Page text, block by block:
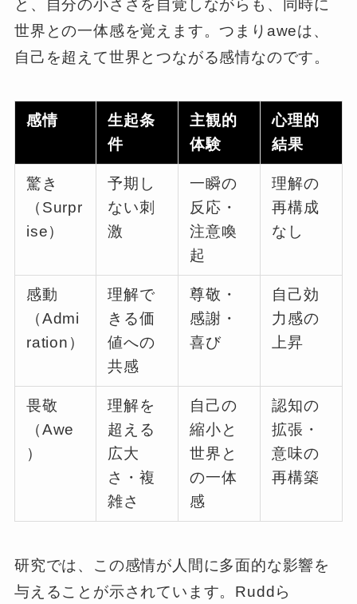
と、自分の小ささを自覚しながらも、同時に
世界との一体感を覚えます。つまりaweは、
自己を超えて世界とつながる感情なのです。
感情
生起条
件
主観的
体験
心理的
結果
驚き
（Surpr
ise）
予期し
ない刺
激
一瞬の
反応・
注意喚
起
理解の
再構成
なし
感動
（Admi
ration）
理解で
きる価
値への
共感
尊敬・
感謝・
喜び
自己効
力感の
上昇
畏敬
（Awe
）
理解を
超える
広大
さ・複
雑さ
自己の
縮小と
世界と
の一体
感
認知の
拡張・
意味の
再構築
研究では、この感情が人間に多面的な影響を
与えることが示されています。Ruddら